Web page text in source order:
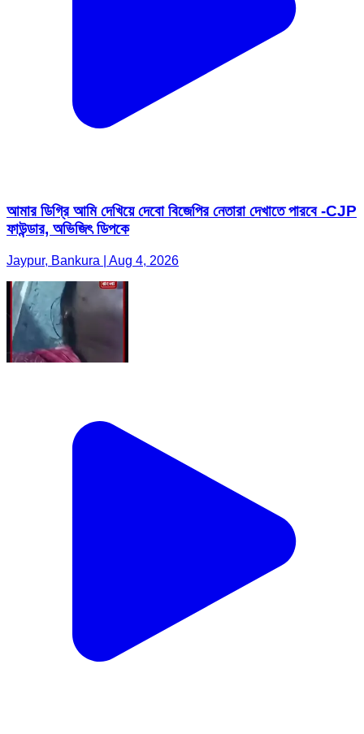
আমার ডিগ্রি আমি দেখিয়ে দেবো বিজেপির নেতারা দেখাতে পারবে -CJP
ফাউন্ডার, অভিজিৎ ডিপকে
Jaypur, Bankura | Aug 4, 2026